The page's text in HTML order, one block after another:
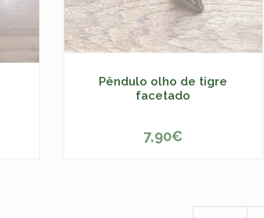
Pêndulo olho de tigre
facetado
ESGOTADO
7,90€